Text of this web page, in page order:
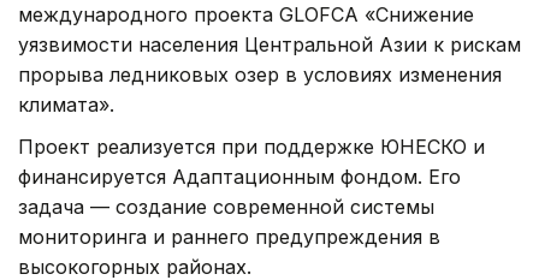
международного проекта GLOFCA «Снижение
уязвимости населения Центральной Азии к рискам
прорыва ледниковых озер в условиях изменения
климата».
Проект реализуется при поддержке ЮНЕСКО и
финансируется Адаптационным фондом. Его
задача — создание современной системы
мониторинга и раннего предупреждения в
высокогорных районах.